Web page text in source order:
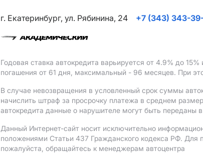
г. Екатеринбург, ул. Рябинина, 24
+7 (343) 343-
Годовая ставка автокредита варьируется от 4.9% до 15%
погашения от 61 дня, максимальный - 96 месяцев. При
В случае невозвращения в условленный срок суммы
начислить штраф за просрочку платежа в среднем
автокредита данные о нарушителе могут быть переданы
Данный Интернет-сайт носит исключительно
положениями Статьи 437 Гражданского кодекса РФ. Для
пожалуйста, обращайтесь к менеджерам автоцентра